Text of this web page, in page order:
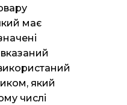
має
який
числі